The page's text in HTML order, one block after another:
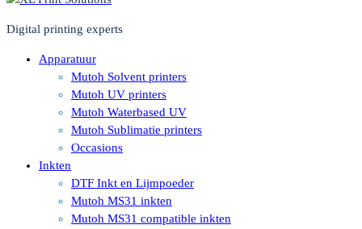
Digital printing experts
Apparatuur
Mutoh Solvent printers
Mutoh UV printers
Mutoh Waterbased UV
Mutoh Sublimatie printers
Occasions
Inkten
DTF Inkt en Lijmpoeder
Mutoh MS31 inkten
Mutoh MS31 compatible inkten